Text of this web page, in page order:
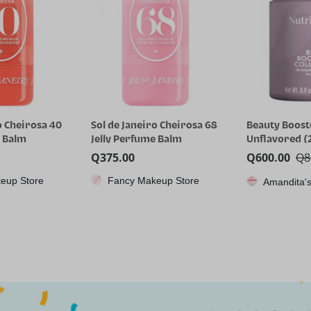
Cheirosa 68
Balm
Store
Beauty Booster Collagen –
Unflavored (250gr)
Q600.00
Amandita's Variedades
RG35XX H,
juegos
Anbernic
64GTF,
dual,
Q1,115.85
CPX